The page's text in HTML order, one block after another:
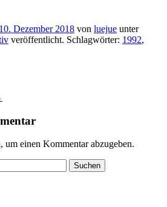
10. Dezember 2018 von luejue unter
veröffentlicht. Schlagwörter: 1992,
um einen Kommentar abzugeben.